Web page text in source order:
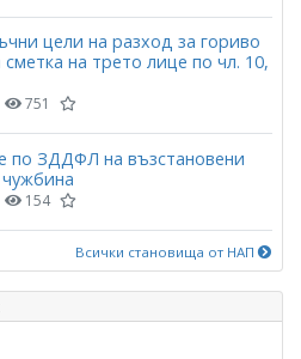
цели на разход за гориво
на трето лице по чл. 10,
751
по ЗДДФЛ на възстановени
154
Всички становища от НАП